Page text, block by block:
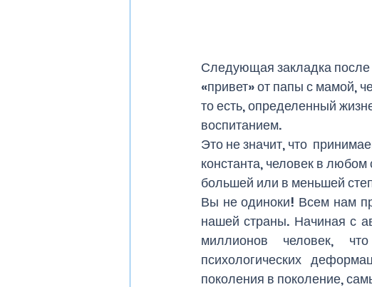
Следующая закладка
«привет» от папы с мамой,
то есть, определенный
воспитанием.
Это не значит, что
константа, человек в
большей или в меньшей
Вы не одиноки! Всем нам
нашей страны. Начиная с
миллионов человек,
психологических
поколения в поколение,